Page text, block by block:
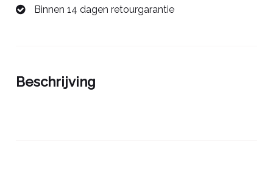
aantalBinnen 14 dagen retourgarantie
Beschrijving